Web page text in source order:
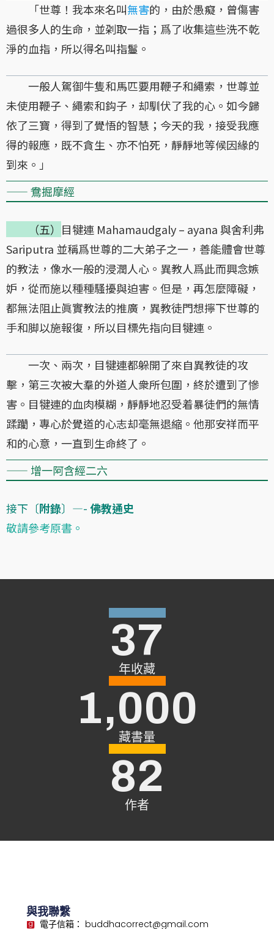
「世尊！我本來名叫無害的，由於愚癡，曾傷害
過很多人的生命，並刴取一指；爲了收集這些洗不乾
淨的血指，所以得名叫指鬘。
一般人駕御牛隻和馬匹要用鞭子和繩索，世尊並
未使用鞭子、繩索和鈎子，却馴伏了我的心。如今歸
依了三寶，得到了覺悟的智慧；今天的我，接受我應
得的報應，既不貪生、亦不怕死，靜靜地等候因緣的
到來。」
—— 鴦掘摩經
（五） 目犍連 Mahamaudgaly – ayana 與舍利弗
Sariputra 並稱爲世尊的二大弟子之一，善能體會世尊
的教法，像水一般的浸潤人心。異教人爲此而興念嫉
妒，從而施以種種騷擾與迫害。但是，再怎麼障礙，
都無法阻止眞實教法的推廣，異教徒門想擰下世尊的
手和脚以施報復，所以目標先指向目犍連。
一次、兩次，目犍連都躲開了來自異教徒的攻
擊，第三次被大羣的外道人衆所包圍，終於遭到了慘
害。目犍連的血肉模糊，靜靜地忍受着暴徒們的無情
蹂躪，專心於覺道的心志却毫無退縮。他那安祥而平
和的心意，一直到生命終了。
—— 增一阿含經二六
接下〔附錄〕—-佛教通史
敬請參考原書。
年收藏
37
藏書量
1,000
作者
82
與我聯繫
電子信箱： buddhacorrect@gmail.com